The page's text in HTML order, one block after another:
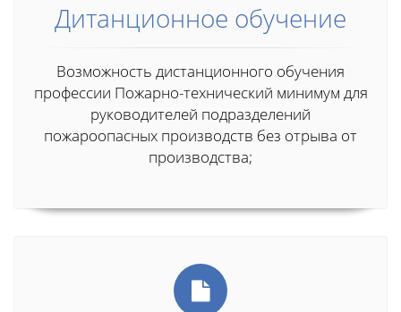
Дитанционное обучение
Возможность дистанционного обучения
профессии Пожарно-технический минимум для
руководителей подразделений
пожароопасных производств без отрыва от
производства;